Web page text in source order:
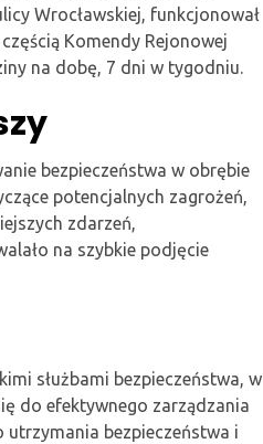
Wrocławskiej, funkcjonował
Komendy Rejonowej
na dobę, 7 dni w tygodniu.
bezpieczeństwa w obrębie
potencjalnych zagrożeń,
zdarzeń,
na szybkie podjęcie
służbami bezpieczeństwa, w
do efektywnego zarządzania
utrzymania bezpieczeństwa i